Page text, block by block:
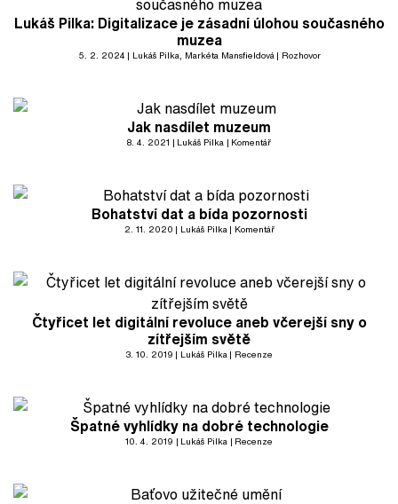
Lukáš Pilka: Digitalizace je zásadní úlohou současného
muzea
5. 2. 2024 Lukáš Pilka, Markéta Mansfieldová Rozhovor
Jak nasdílet muzeum
8. 4. 2021 Lukáš Pilka Komentář
Bohatství dat a bída pozornosti
2. 11. 2020 Lukáš Pilka Komentář
Čtyřicet let digitální revoluce aneb včerejší sny o
zítřejším světě
3. 10. 2019 Lukáš Pilka Recenze
Špatné vyhlídky na dobré technologie
10. 4. 2019 Lukáš Pilka Recenze